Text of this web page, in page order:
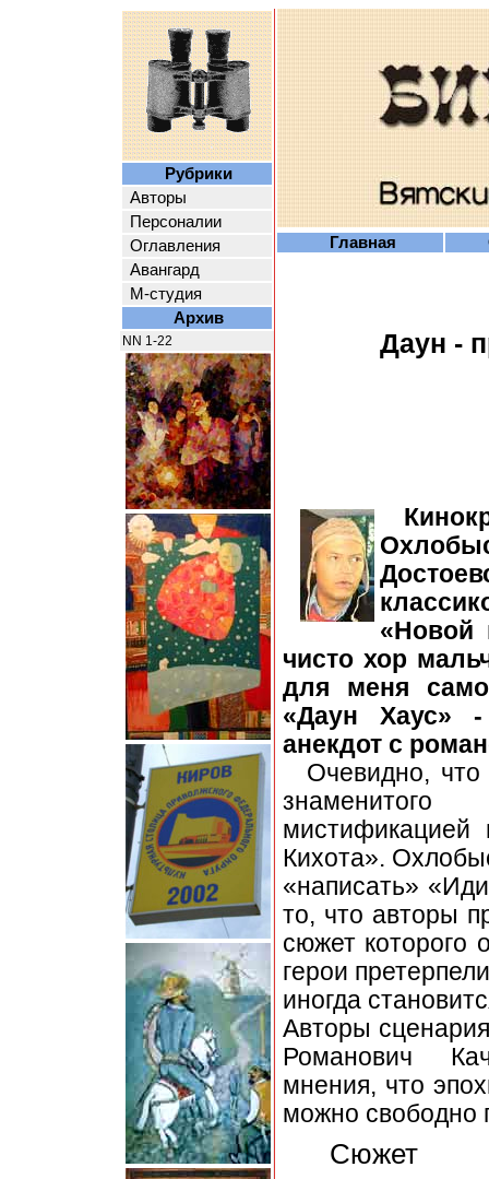
Рубрики
Авторы
Персоналии
Оглавления
Авангард
М-студия
Архив
NN 1-22
Главная
Даун -
«Новой
чисто хор
для меня
«Даун Хаус»
анекдот с
Очевидно, что
Кихота».
«написать»
то, что авторы
сюжет которого
герои
иногда
Авторы
Романович
мнения, что
можно свободно
Сюжет